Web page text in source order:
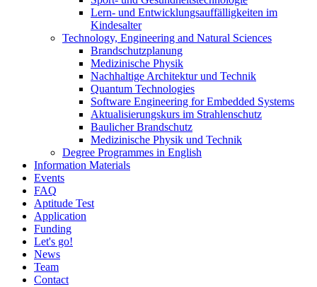
Lern- und Entwicklungsauffälligkeiten im
Kindesalter
Technology, Engineering and Natural Sciences
Brandschutzplanung
Medizinische Physik
Nachhaltige Architektur und Technik
Quantum Technologies
Software Engineering for Embedded Systems
Aktualisierungskurs im Strahlenschutz
Baulicher Brandschutz
Medizinische Physik und Technik
Degree Programmes in English
Information Materials
Events
FAQ
Aptitude Test
Application
Funding
Let's go!
News
Team
Contact